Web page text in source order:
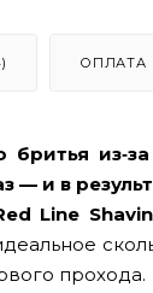
ОПЛАТА
бритья
— и в
Line
прохода.